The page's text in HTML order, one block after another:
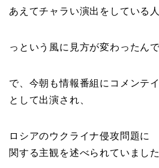
あえてチャラい演出をしている人
っという風に見方が変わったんで
で、今朝も情報番組にコメンテ
として出演され、
ロシアのウクライナ侵攻問題に
関する主観を述べられていました